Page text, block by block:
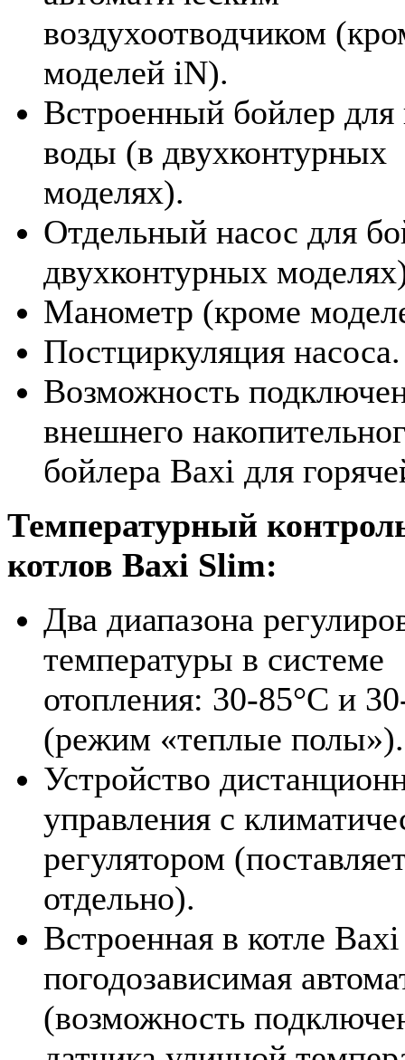
воздухоотводчиком
моделей iN).
Встроенный бойлер для
воды (в двухконтурных
моделях).
Отдельный насос для
двухконтурных
Манометр (кроме
Постциркуляция насоса.
Возможность
внешнего
бойлера Baxi для
Температурный
котлов Baxi Slim:
Два диапазона
температуры в системе
отопления: 30-85°С и
(режим «теплые полы»).
Устройство
управления с
регулятором
отдельно).
Встроенная в котле
погодозависимая
(возможность